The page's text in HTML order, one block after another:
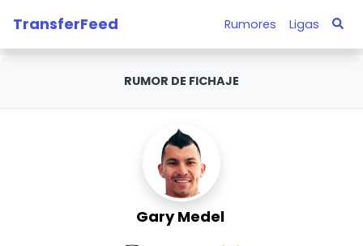
TransferFeed Rumores Ligas
RUMOR DE FICHAJE
Gary Medel